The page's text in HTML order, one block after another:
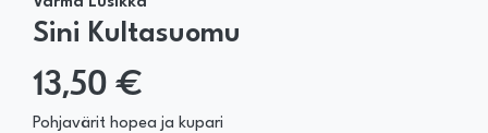
Sini Kultasuomu
13,50 €
Pohjavärit hopea ja kupari